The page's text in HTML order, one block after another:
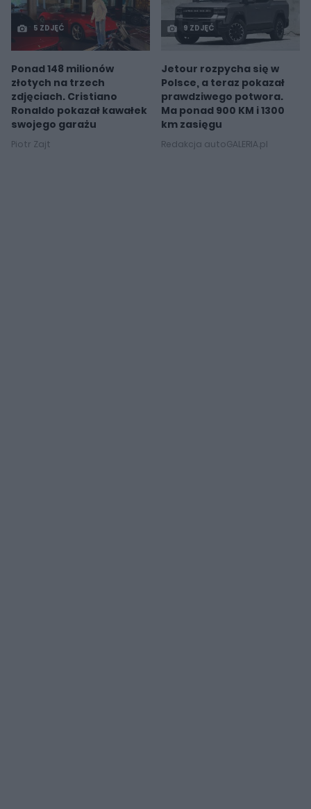
5 ZDJĘĆ
Ponad 148 milionów
złotych na trzech
zdjęciach. Cristiano
Ronaldo pokazał kawałek
swojego garażu
Piotr Zajt
9 ZDJĘĆ
Jetour rozpycha się w
Polsce, a teraz pokazał
prawdziwego potwora.
Ma ponad 900 KM i 1300
km zasięgu
Redakcja autoGALERIA.pl